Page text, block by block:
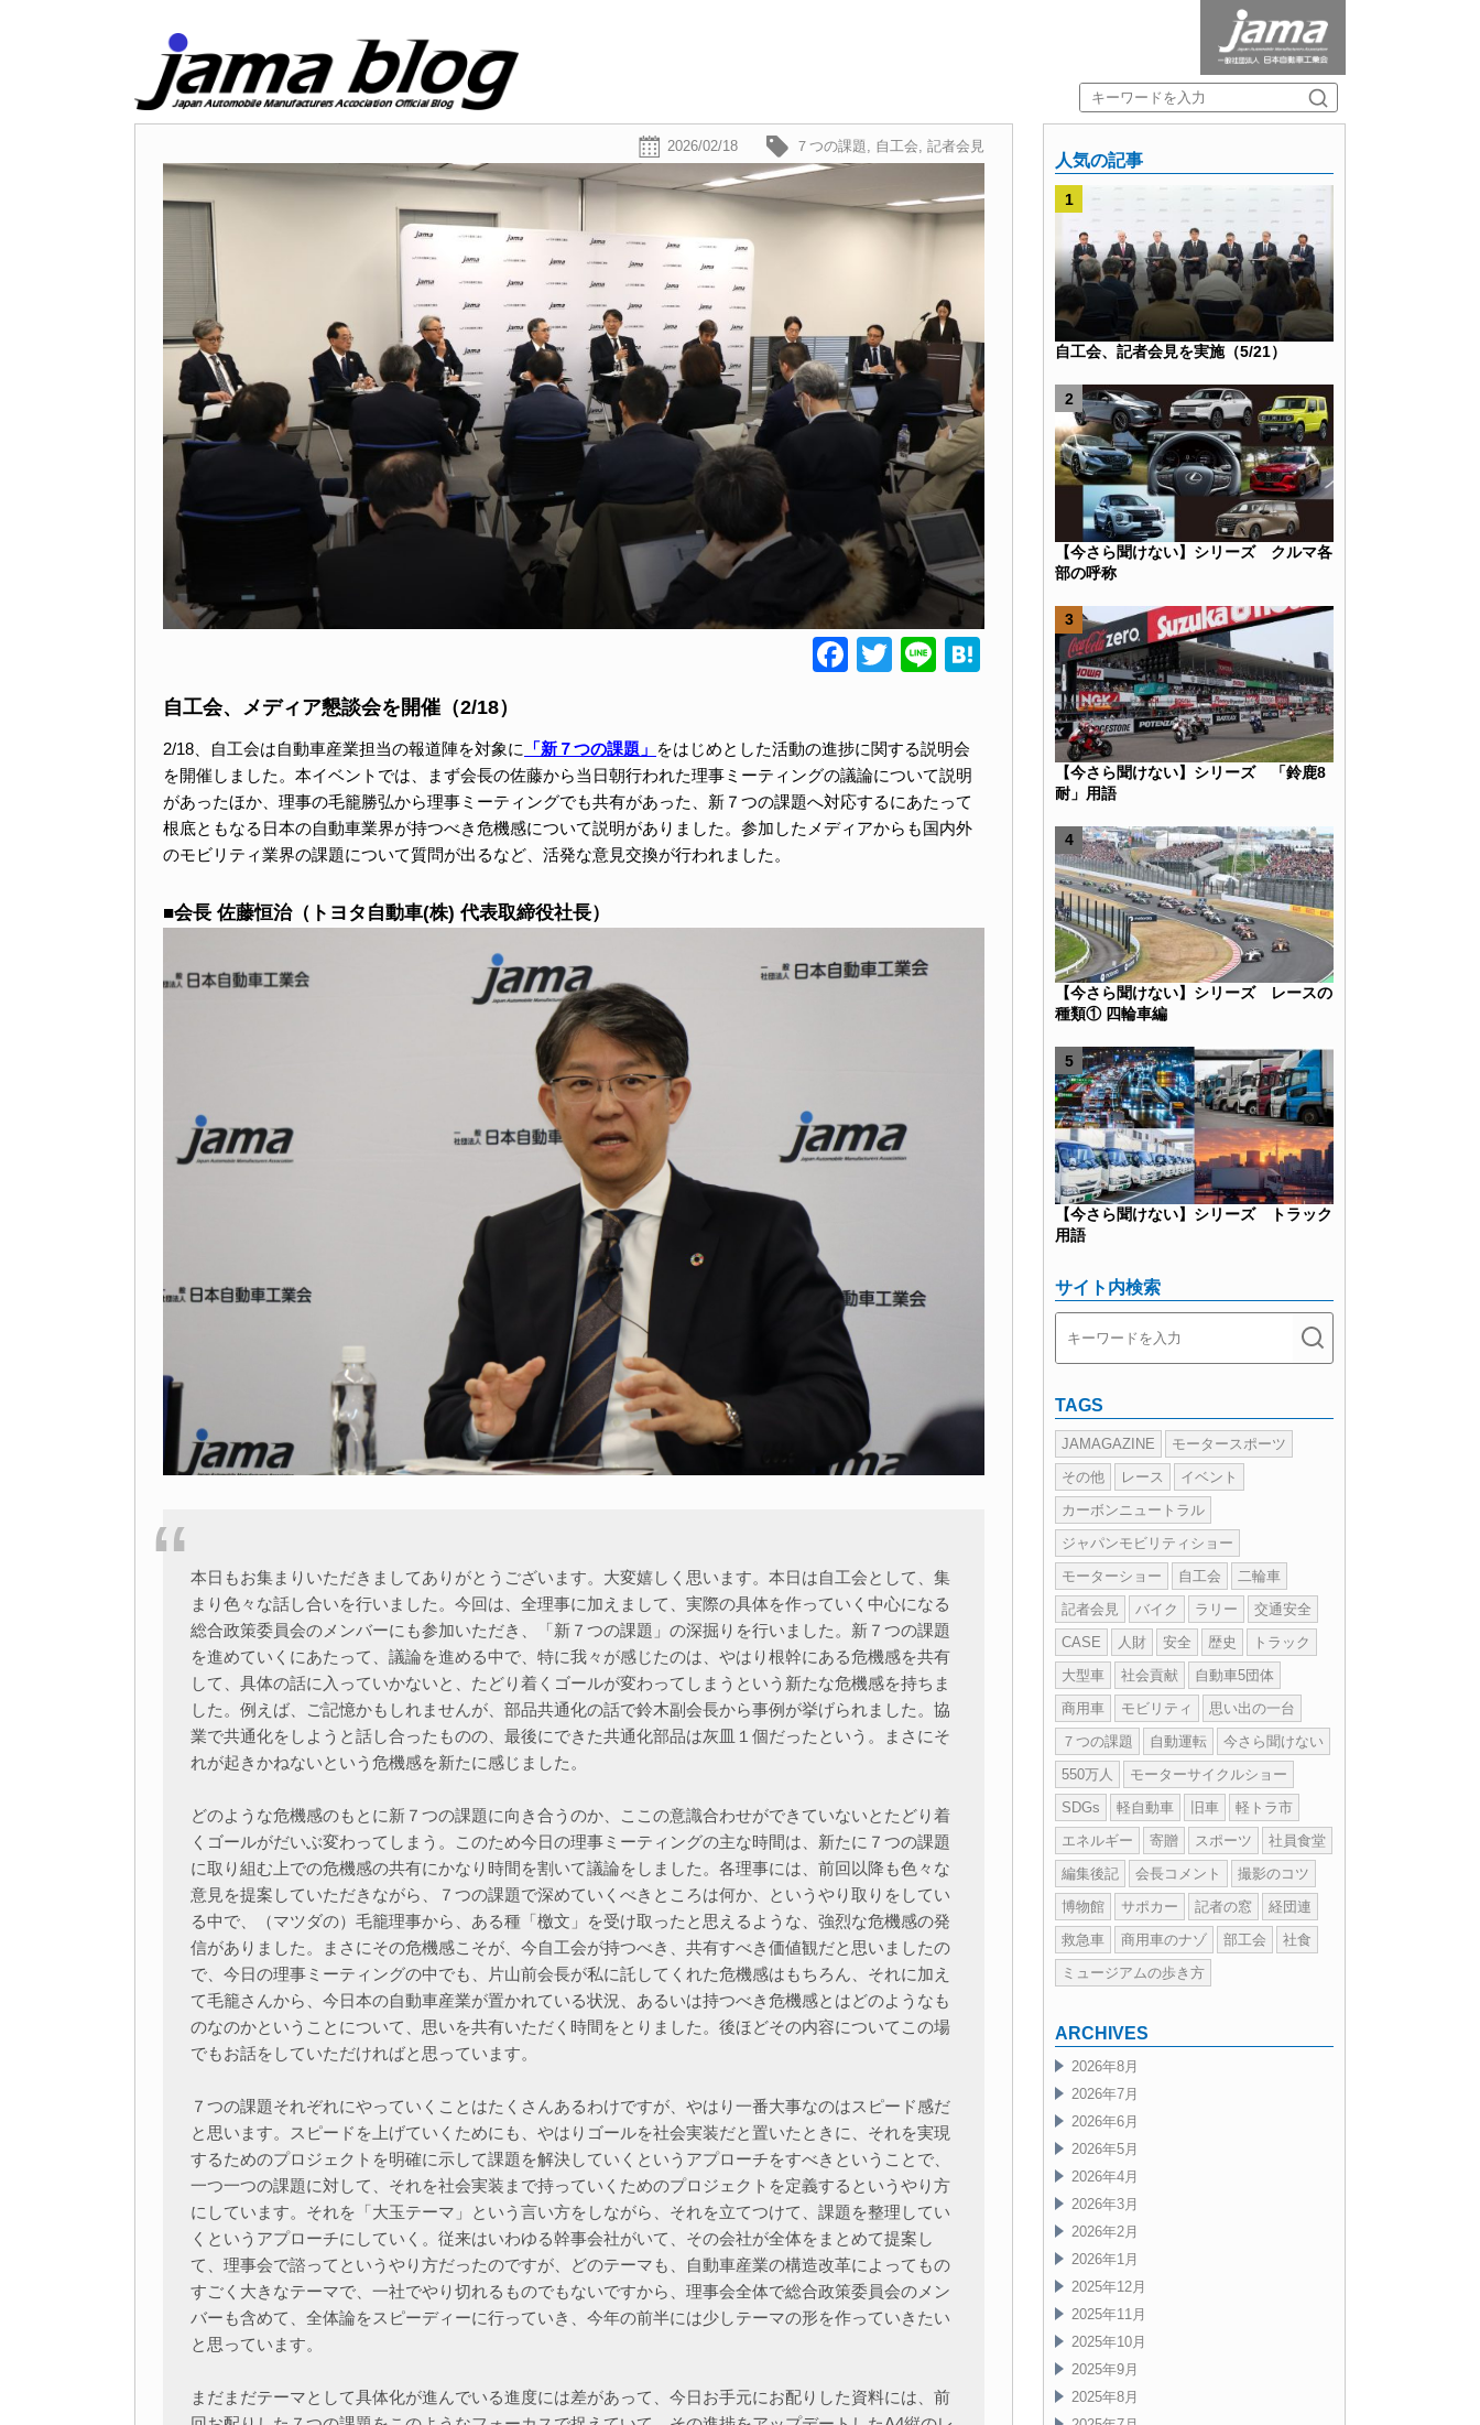
2026/02/18 ７つの課題, 自工会, 記者会見
Facebook
Twitter
Line Hatena
自工会、メディア懇談会を開催（2/18）
2/18、自工会は自動車産業担当の報道陣を対象に 「新７つの課題」 をはじめとした活動の進捗に関する説明会
を開催しました。本イベントでは、まず会長の佐藤から当日朝行われた理事ミーティングの議論について説明
があったほか、理事の毛籠勝弘から理事ミーティングでも共有があった、新７つの課題へ対応するにあたって
根底ともなる日本の自動車業界が持つべき危機感について説明がありました。参加したメディアからも国内外
のモビリティ業界の課題について質問が出るなど、活発な意見交換が行われました。
■会長 佐藤恒治（トヨタ自動車(株) 代表取締役社長）
本日もお集まりいただきましてありがとうございます。大変嬉しく思います。本日は自工会として、集
まり色々な話し合いを行いました。今回は、全理事に加えまして、実際の具体を作っていく中心になる
総合政策委員会のメンバーにも参加いただき、「新７つの課題」の深掘りを行いました。新７つの課題
を進めていくにあたって、議論を進める中で、特に我々が感じたのは、やはり根幹にある危機感を共有
して、具体の話に入っていかないと、たどり着くゴールが変わってしまうという新たな危機感を持ちま
した。例えば、ご記憶かもしれませんが、部品共通化の話で鈴木副会長から事例が挙げられました。協
業で共通化をしようと話し合ったものの、最後にできた共通化部品は灰皿１個だったという。まさにそ
れが起きかねないという危機感を新たに感じました。
どのような危機感のもとに新７つの課題に向き合うのか、ここの意識合わせができていないとたどり着
くゴールがだいぶ変わってしまう。このため今日の理事ミーティングの主な時間は、新たに７つの課題
に取り組む上での危機感の共有にかなり時間を割いて議論をしました。各理事には、前回以降も色々な
意見を提案していただきながら、７つの課題で深めていくべきところは何か、というやり取りをしてい
る中で、（マツダの）毛籠理事から、ある種「檄文」を受け取ったと思えるような、強烈な危機感の発
信がありました。まさにその危機感こそが、今自工会が持つべき、共有すべき価値観だと思いましたの
で、今日の理事ミーティングの中でも、片山前会長が私に託してくれた危機感はもちろん、それに加え
て毛籠さんから、今日本の自動車産業が置かれている状況、あるいは持つべき危機感とはどのようなも
のなのかということについて、思いを共有いただく時間をとりました。後ほどその内容についてこの場
でもお話をしていただければと思っています。
７つの課題それぞれにやっていくことはたくさんあるわけですが、やはり一番大事なのはスピード感だ
と思います。スピードを上げていくためにも、やはりゴールを社会実装だと置いたときに、それを実現
するためのプロジェクトを明確に示して課題を解決していくというアプローチをすべきということで、
一つ一つの課題に対して、それを社会実装まで持っていくためのプロジェクトを定義するというやり方
にしています。それを「大玉テーマ」という言い方をしながら、それを立てつけて、課題を整理してい
くというアプローチにしていく。従来はいわゆる幹事会社がいて、その会社が全体をまとめて提案し
て、理事会で諮ってというやり方だったのですが、どのテーマも、自動車産業の構造改革によってもの
すごく大きなテーマで、一社でやり切れるものでもないですから、理事会全体で総合政策委員会のメン
バーも含めて、全体論をスピーディーに行っていき、今年の前半には少しテーマの形を作っていきたい
と思っています。
まだまだテーマとして具体化が進んでいる進度には差があって、今日お手元にお配りした資料には、前
人気の記事
自工会、記者会見を実施（5/21）
【今さら聞けない】シリーズ クルマ各
部の呼称
【今さら聞けない】シリーズ 「鈴鹿8
耐」用語
【今さら聞けない】シリーズ レースの
種類① 四輪車編
【今さら聞けない】シリーズ トラック
用語
サイト内検索
TAGS
JAMAGAZINE
モータースポーツ
その他
レース
イベント
カーボンニュートラル
ジャパンモビリティショー
モーターショー
自工会
二輪車
記者会見
バイク ラリー
交通安全
CASE
人財 安全 歴史
トラック
大型車
社会貢献
自動車5団体
商用車
モビリティ
思い出の一台
７つの課題
自動運転
今さら聞けない
550万人
モーターサイクルショー
SDGs
軽自動車 旧車
軽トラ市
エネルギー
寄贈 スポーツ
社員食堂
編集後記
会長コメント
撮影のコツ
博物館
サポカー 記者の窓
経団連
救急車
商用車のナゾ 部工会
社食
ミュージアムの歩き方
ARCHIVES
2026年8月
2026年7月
2026年6月
2026年5月
2026年4月
2026年3月
2026年2月
2026年1月
2025年12月
2025年11月
2025年10月
2025年9月
2025年8月